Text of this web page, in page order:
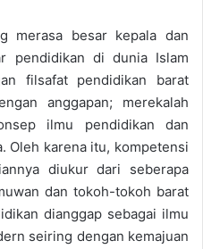
merasa besar kepala dan
pendidikan di dunia Islam
filsafat pendidikan barat
anggapan; merekalah
ilmu pendidikan dan
Oleh karena itu, kompetensi
diukur dari seberapa
dan tokoh-tokoh barat
dianggap sebagai ilmu
seiring dengan kemajuan